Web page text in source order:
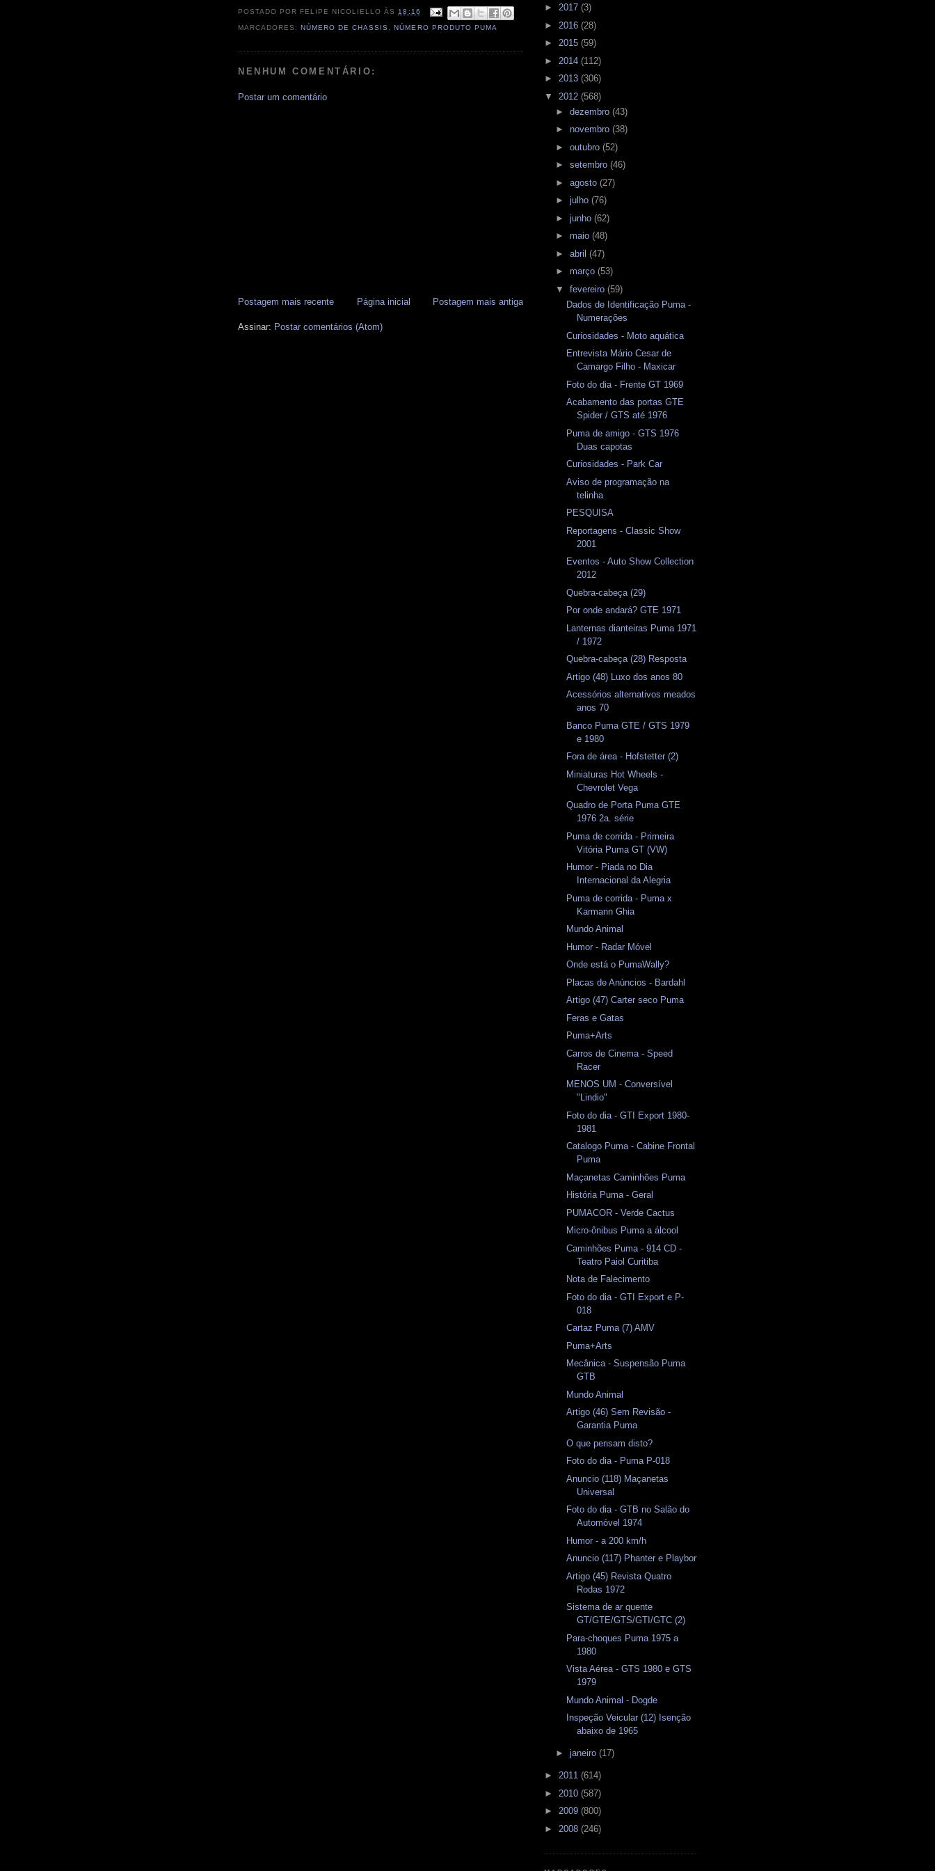
POSTADO POR FELIPE NICOLIELLO ÀS18:16
MARCADORES:NÚMERO DE CHASSIS ,NÚMERO PRODUTO PUMA
NENHUM COMENTÁRIO:
Postar um comentário
Postagem mais recente Postagem mais antiga
Página inicial
Assinar: Postar comentários (Atom)
► 2017 (3)
► 2016 (28)
► 2015 (59)
► 2014 (112)
► 2013 (306)
▼ 2012 (568)
► dezembro (43)
► novembro (38)
► outubro (52)
► setembro (46)
► agosto (27)
► julho (76)
► junho (62)
► maio (48)
► abril (47)
► março (53)
▼ fevereiro (59)
Dados de Identificação Puma -
Numerações
Curiosidades - Moto aquática
Entrevista Mário Cesar de
Camargo Filho - Maxicar
Foto do dia - Frente GT 1969
Acabamento das portas GTE
Spider / GTS até 1976
Puma de amigo - GTS 1976
Duas capotas
Curiosidades - Park Car
Aviso de programação na
telinha
PESQUISA
Reportagens - Classic Show
2001
Eventos - Auto Show Collection
2012
Quebra-cabeça (29)
Por onde andará? GTE 1971
Lanternas dianteiras Puma 1971
/ 1972
Quebra-cabeça (28) Resposta
Artigo (48) Luxo dos anos 80
Acessórios alternativos meados
anos 70
Banco Puma GTE / GTS 1979
e 1980
Fora de área - Hofstetter (2)
Miniaturas Hot Wheels -
Chevrolet Vega
Quadro de Porta Puma GTE
1976 2a. série
Puma de corrida - Primeira
Vitória Puma GT (VW)
Humor - Piada no Dia
Internacional da Alegria
Puma de corrida - Puma x
Karmann Ghia
Mundo Animal
Humor - Radar Móvel
Onde está o PumaWally?
Placas de Anúncios - Bardahl
Artigo (47) Carter seco Puma
Feras e Gatas
Puma+Arts
Carros de Cinema - Speed
Racer
MENOS UM - Conversível
"Lindio"
Foto do dia - GTI Export 1980-
1981
Catalogo Puma - Cabine Frontal
Puma
Maçanetas Caminhões Puma
História Puma - Geral
PUMACOR - Verde Cactus
Micro-ônibus Puma a álcool
Caminhões Puma - 914 CD -
Teatro Paiol Curitiba
Nota de Falecimento
Foto do dia - GTI Export e P-
018
Cartaz Puma (7) AMV
Puma+Arts
Mecânica - Suspensão Puma
GTB
Mundo Animal
Artigo (46) Sem Revisão -
Garantia Puma
O que pensam disto?
Foto do dia - Puma P-018
Anuncio (118) Maçanetas
Universal
Foto do dia - GTB no Salão do
Automóvel 1974
Humor - a 200 km/h
Anuncio (117) Phanter e Playbor
Artigo (45) Revista Quatro
Rodas 1972
Sistema de ar quente
GT/GTE/GTS/GTI/GTC (2)
Para-choques Puma 1975 a
1980
Vista Aérea - GTS 1980 e GTS
1979
Mundo Animal - Dogde
Inspeção Veicular (12) Isenção
abaixo de 1965
► janeiro (17)
► 2011 (614)
► 2010 (587)
► 2009 (800)
► 2008 (246)